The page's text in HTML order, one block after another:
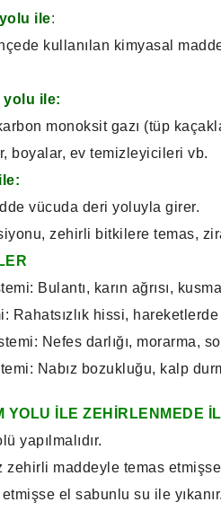
ile:
kullanılan kimyasal
yolu ile:
monoksit gazı (tüp
boyalar, ev temizleyicileri vb.
vücuda deri yoluyla girer.
zehirli bitkilere temas,
Bulantı, karın ağrısı,
Rahatsızlık hissi,
Nefes darlığı, morarma,
Nabız bozukluğu, kalp
YOLU İLE ZEHİRLENMEDE
yapılmalıdır.
zehirli maddeyle temas
el sabunlu su ile yıkanır.